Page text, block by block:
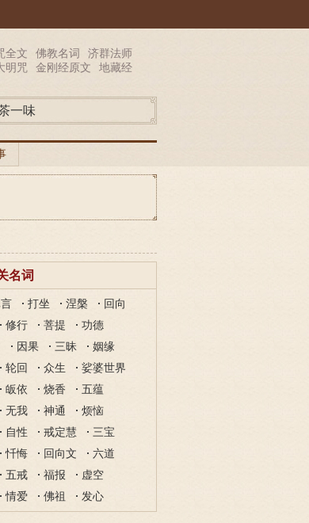
全文 佛教名词
济群法师
明咒
金刚经原文 地藏经
一味
名词
打坐 涅槃
回向
修行 菩提
功德
因果 三昧
姻缘
轮回 众生
娑婆世界
皈依 烧香
五蕴
无我 神通
烦恼
自性 戒定慧
三宝
忏悔 回向文
六道
五戒 福报
虚空
情爱 佛祖 发心